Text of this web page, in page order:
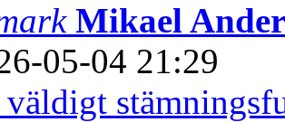
Mikael
05-04 21:29
väldigt